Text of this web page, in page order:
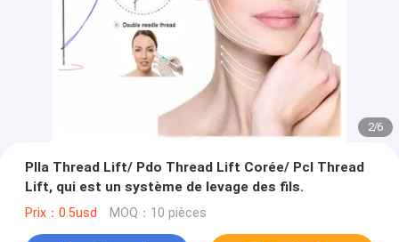
2/6
Plla Thread Lift/ Pdo Thread Lift Corée/ Pcl Thread
Lift, qui est un système de levage des fils.
Prix：0.5usd MOQ：10 pièces